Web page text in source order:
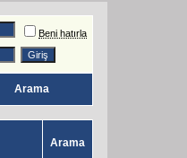
Beni hatırla
Arama
Arama